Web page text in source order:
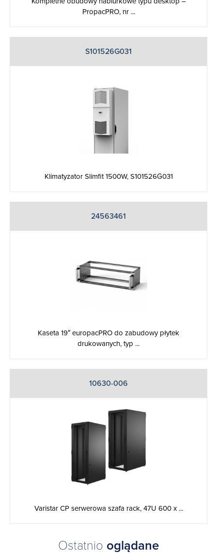
PropacPRO, nr ...
S101526G031
Klimatyzator Slimfit 1500W, S101526G031
24563461
Kaseta 19″ europacPRO do zabudowy płytek
drukowanych, typ ...
10630-006
Varistar CP serwerowa szafa rack, 47U 600 x ...
Ostatnio oglądane